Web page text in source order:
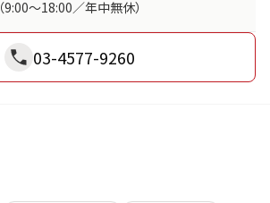
（9:00～18:00／年中無休）
03-4577-9260